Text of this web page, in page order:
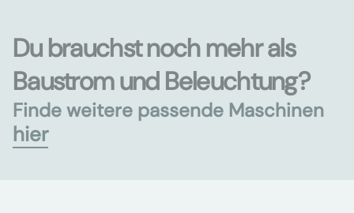
Du brauchst noch mehr als
Baustrom und Beleuchtung?
Finde weitere passende Maschinen
hier